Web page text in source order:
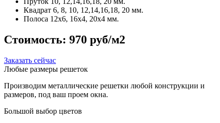
Квадрат 6, 8, 10, 12,14,16,18, 20 мм.
Полоса 12x6, 16x4, 20x4 мм.
Стоимость: 970 руб/м2
Заказать сейчас
Любые размеры решеток
Производим металлические решетки любой конструкции и
размеров, под ваш проем окна.
Большой выбор цветов